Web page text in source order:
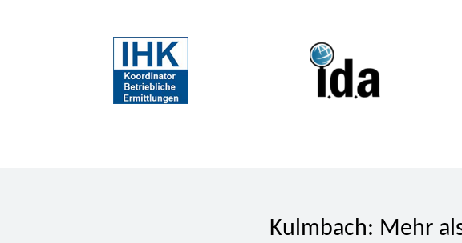
Kulmbach: Mehr